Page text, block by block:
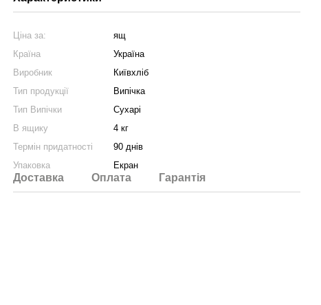
Ціна за:
ящ
Країна
Україна
Виробник
Київхліб
Тип продукції
Випічка
Тип Випічки
Сухарі
В ящику
4 кг
Термін придатності
90 днів
Упаковка
Екран
Доставка Оплата Гарантія